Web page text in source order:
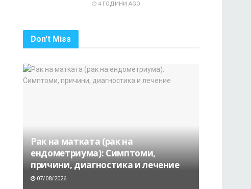
4 ГОДИНИ AGO
Don't Miss
Рак на матката (рак на
ендометриума): Симптоми,
причини, диагностика и лечение
07/08/2026